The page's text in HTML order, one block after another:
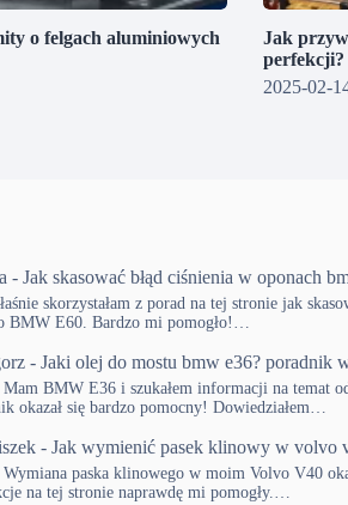
o felgach aluminiowych
Jak
2025-02-
-Jak skasować błąd ciśnienia w oponach
skorzystałam z porad na tej stronie jak
BMW E60. Bardzo mi pomogło!…
-Jaki olej do mostu bmw e36? poradnik
Mam BMW E36 i szukałem informacji na temat
okazał się bardzo pomocny! Dowiedziałem…
-Jak wymienić pasek klinowy w volvo
Wymiana paska klinowego w moim Volvo V40
na tej stronie naprawdę mi pomogły.…